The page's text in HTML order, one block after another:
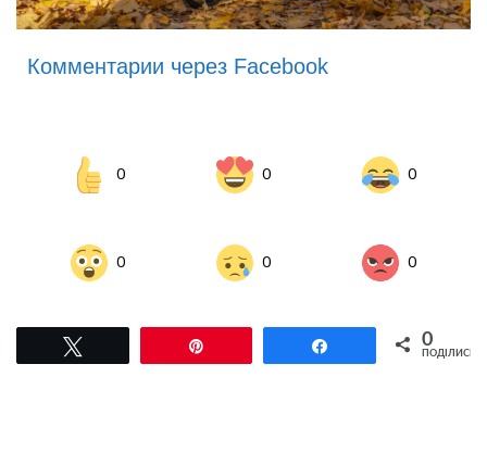
Комментарии через Facebook
0 0 0
0 0 0
Поділитися0
ПОДІЛИСЬ